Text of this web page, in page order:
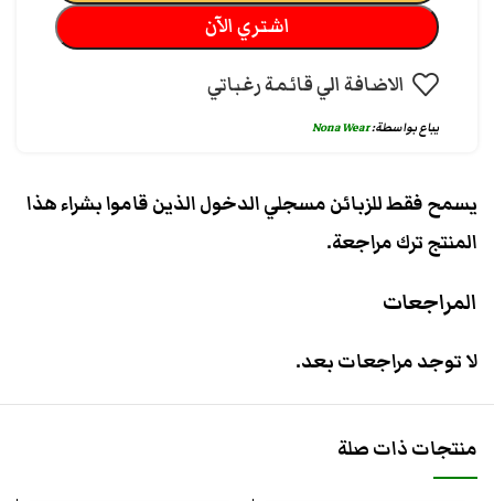
اشتري الآن
الاضافة الي قائمة رغباتي
يباع بواسطة:Nona Wear
المراجعات
لا توجد مراجعات بعد.
يسمح فقط للزبائن مسجلي الدخول الذين قاموا بشراء هذا
المنتج ترك مراجعة.
منتجات ذات صلة